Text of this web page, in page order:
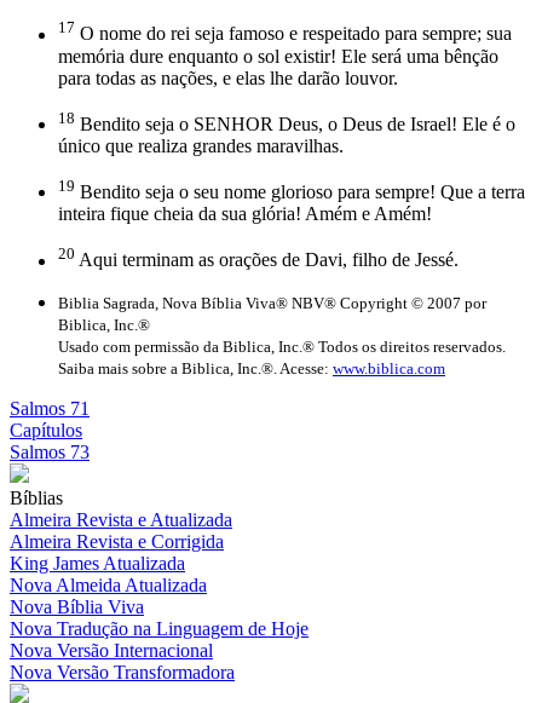
17 O nome do rei seja famoso e respeitado para sempre; sua
memória dure enquanto o sol existir! Ele será uma bênção
para todas as nações, e elas lhe darão louvor.
18 Bendito seja o SENHOR Deus, o Deus de Israel! Ele é o
único que realiza grandes maravilhas.
19 Bendito seja o seu nome glorioso para sempre! Que a terra
inteira fique cheia da sua glória! Amém e Amém!
20 Aqui terminam as orações de Davi, filho de Jessé.
Biblia Sagrada, Nova Bíblia Viva® NBV® Copyright © 2007 por
Biblica, Inc.®
Usado com permissão da Biblica, Inc.® Todos os direitos reservados.
Saiba mais sobre a Biblica, Inc.®. Acesse: www.biblica.com
Salmos 71
Capítulos
Salmos 73
Bíblias
Almeira Revista e Atualizada
Almeira Revista e Corrigida
King James Atualizada
Nova Almeida Atualizada
Nova Bíblia Viva
Nova Tradução na Linguagem de Hoje
Nova Versão Internacional
Nova Versão Transformadora